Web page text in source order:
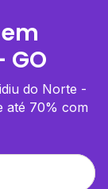
GO
do Norte -
até 70% com